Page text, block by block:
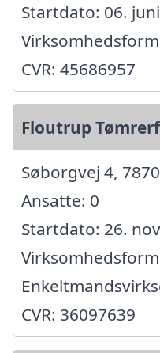
Startdato: 06.
CVR: 45686957
Floutrup
Søborgvej 4,
Ansatte: 0
Startdato: 26.
CVR: 36097639